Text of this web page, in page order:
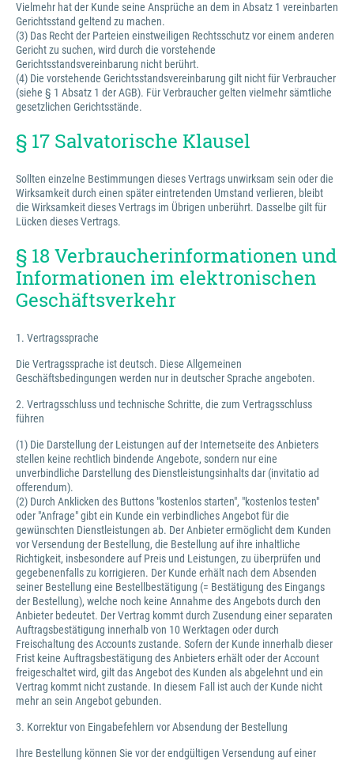
Vielmehr hat der Kunde seine Ansprüche an dem in Absatz 1 vereinbarten
Gerichtsstand geltend zu machen.
(3) Das Recht der Parteien einstweiligen Rechtsschutz vor einem anderen
Gericht zu suchen, wird durch die vorstehende
Gerichtsstandsvereinbarung nicht berührt.
(4) Die vorstehende Gerichtsstandsvereinbarung gilt nicht für Verbraucher
(siehe § 1 Absatz 1 der AGB). Für Verbraucher gelten vielmehr sämtliche
gesetzlichen Gerichtsstände.
§ 17 Salvatorische Klausel
Sollten einzelne Bestimmungen dieses Vertrags unwirksam sein oder die
Wirksamkeit durch einen später eintretenden Umstand verlieren, bleibt
die Wirksamkeit dieses Vertrags im Übrigen unberührt. Dasselbe gilt für
Lücken dieses Vertrags.
§ 18 Verbraucherinformationen und
Informationen im elektronischen
Geschäftsverkehr
1. Vertragssprache
Die Vertragssprache ist deutsch. Diese Allgemeinen
Geschäftsbedingungen werden nur in deutscher Sprache angeboten.
2. Vertragsschluss und technische Schritte, die zum Vertragsschluss
führen
(1) Die Darstellung der Leistungen auf der Internetseite des Anbieters
stellen keine rechtlich bindende Angebote, sondern nur eine
unverbindliche Darstellung des Dienstleistungsinhalts dar (invitatio ad
offerendum).
(2) Durch Anklicken des Buttons "kostenlos starten", "kostenlos testen"
oder "Anfrage" gibt ein Kunde ein verbindliches Angebot für die
gewünschten Dienstleistungen ab. Der Anbieter ermöglicht dem Kunden
vor Versendung der Bestellung, die Bestellung auf ihre inhaltliche
Richtigkeit, insbesondere auf Preis und Leistungen, zu überprüfen und
gegebenenfalls zu korrigieren. Der Kunde erhält nach dem Absenden
seiner Bestellung eine Bestellbestätigung (= Bestätigung des Eingangs
der Bestellung), welche noch keine Annahme des Angebots durch den
Anbieter bedeutet. Der Vertrag kommt durch Zusendung einer separaten
Auftragsbestätigung innerhalb von 10 Werktagen oder durch
Freischaltung des Accounts zustande. Sofern der Kunde innerhalb dieser
Frist keine Auftragsbestätigung des Anbieters erhält oder der Account
freigeschaltet wird, gilt das Angebot des Kunden als abgelehnt und ein
Vertrag kommt nicht zustande. In diesem Fall ist auch der Kunde nicht
mehr an sein Angebot gebunden.
3. Korrektur von Eingabefehlern vor Absendung der Bestellung
Ihre Bestellung können Sie vor der endgültigen Versendung auf einer